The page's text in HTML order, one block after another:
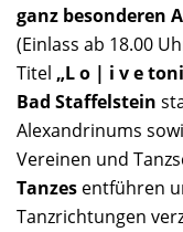
ganz besonderen
(Einlass ab 18.00
Titel „L o | i v e
Bad Staffelstein
Alexandrinums
Vereinen und
Tanzes entführen
Tanzrichtungen